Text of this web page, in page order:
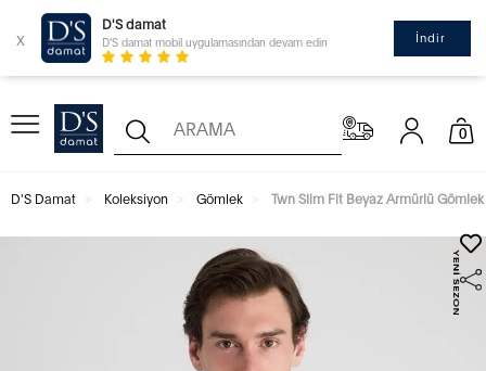
x
D'S damat
D'S damat mobil uygulamasından devam edin İndir
0
D'S Damat Koleksiyon Gömlek Twn Slim Fit Beyaz Armürlü Gömlek